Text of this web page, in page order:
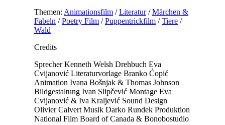
Themen: Animationsfilm/Literatur/Märchen &
Fabeln /Poetry Film/Puppentrickfilm/Tiere/
Wald
Credits
Sprecher Kenneth Welsh Drehbuch Eva
Cvijanović Literaturvorlage Branko Ćopić
Animation Ivana Bošnjak & Thomas Johnson
Bildgestaltung Ivan Slipčević Montage Eva
Cvijanović & Iva Kraljević Sound Design
Olivier Calvert Musik Darko Rundek Produktion
National Film Board of Canada & Bonobostudio